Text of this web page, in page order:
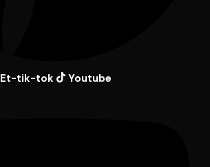
Et-tik-tok Youtube